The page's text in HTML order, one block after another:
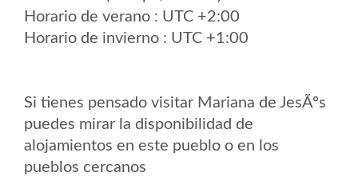
Horario de verano : UTC +2:00
Horario de invierno : UTC +1:00
Si tienes pensado visitar Mariana de JesÃºs
puedes mirar la disponibilidad de
alojamientos en este pueblo o en los
pueblos cercanos